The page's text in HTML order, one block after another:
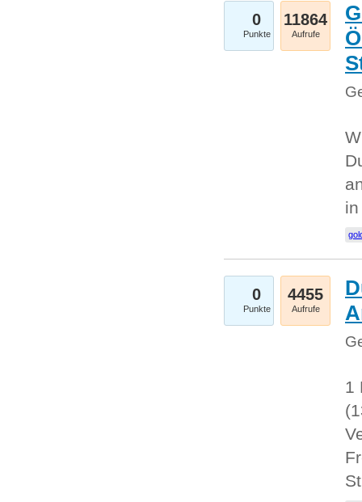
0
Punkte
11864
Aufrufe
0
Punkte
4455
Aufrufe
1